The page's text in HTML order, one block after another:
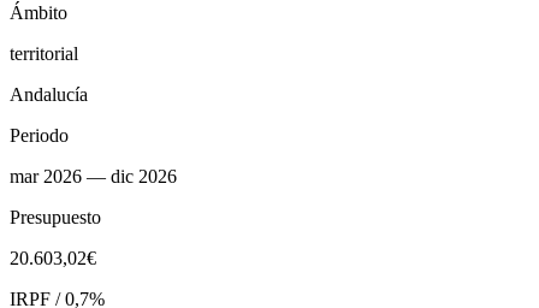
Ámbito
territorial
Andalucía
Periodo
mar 2026 — dic 2026
Presupuesto
​​20.603,02€​
IRPF / 0,7%